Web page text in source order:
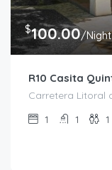
$100.00/Night
1
1 1